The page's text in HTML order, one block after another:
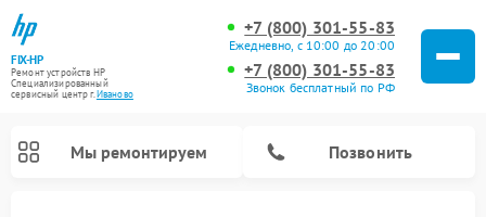
FIX-HP
Ремонт устройств HP
Специализированный
cервисный центр г.Иваново
+7 (800) 301-55-83
Ежедневно, с 10:00 до 20:00
+7 (800) 301-55-83
Звонок бесплатный по РФ
Мы ремонтируем Позвонить